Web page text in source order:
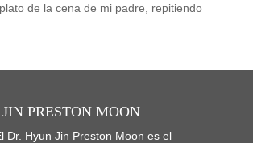
de la cena de mi padre, repitiendo
PRESTON MOON
Dr. Hyun Jin Preston Moon es el